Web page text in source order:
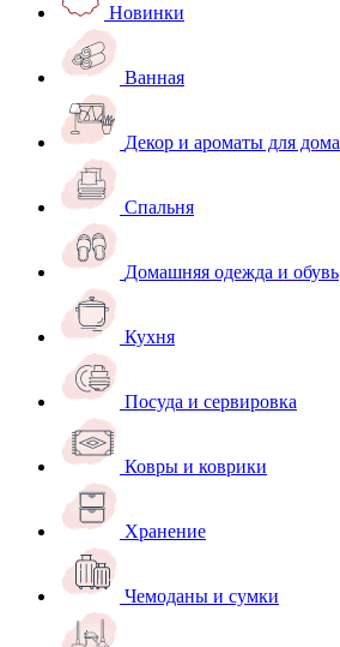
Новинки
Ванная
Декор и ароматы для дома
Спальня
Домашняя одежда и обувь
Кухня
Посуда и сервировка
Ковры и коврики
Хранение
Чемоданы и сумки